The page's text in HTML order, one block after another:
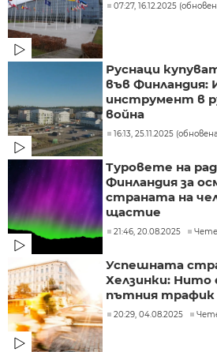
07:27, 16.12.2025
Руснаци
във
инструмент в
война
16:13, 25.11.2025
Туровете на
Финландия за
страната на
щастие
21:46, 20.08.2025 Чете
Успешната
Хелзинки: Нито
пътния трафик
20:29, 04.08.2025